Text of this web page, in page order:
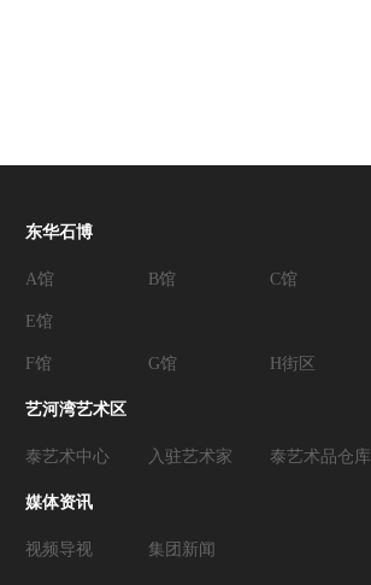
东华石博
A馆 B馆 C馆
E馆
F馆 G馆 H街区
艺河湾艺术区
泰艺术中心 入驻艺术家 泰艺术品仓库
媒体资讯
视频导视 集团新闻